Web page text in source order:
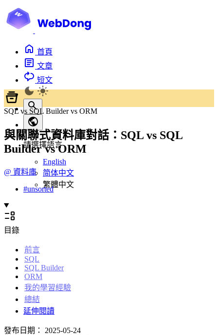
首頁
文章
短文
請選擇語言
English
简体中文
繁體中文
SQL vs SQL Builder vs ORM
與關聯式資料庫對話：SQL vs SQL
Builder vs ORM
@ 資料庫
#unsorted
目錄
前言
SQL
SQL Builder
ORM
我的學習經驗
總結
延伸閱讀
發布日期： 2025-05-24